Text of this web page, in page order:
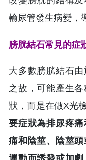
輸尿管發生病變，
膀胱結石常見的症
大多數膀胱結石
之故，可能產生
狀，而是在做X光
要症狀為排尿疼
痛和陰莖、陰莖
運動而誘發或加